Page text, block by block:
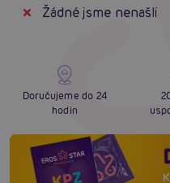
Žádné jsme nenašli
Doručujeme do 24
hodin